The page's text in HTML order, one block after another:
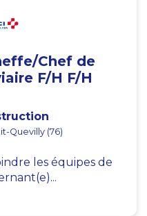
Chef de
F/H F/H
Quevilly (76)
les équipes de